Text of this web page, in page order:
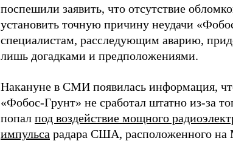
поспешили заявить, что отсутствие
установить точную причину неудачи
специалистам, расследующим аварию,
лишь догадками и предположениями.
Накануне в СМИ появилась информация,
«Фобос-Грунт» не сработал штатно из-за
попал под воздействие мощного
импульса радара США, расположенного на